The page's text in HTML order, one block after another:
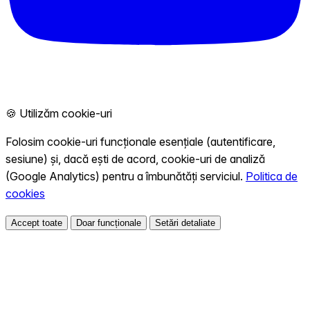
🍪 Utilizăm cookie-uri
Folosim cookie-uri funcționale esențiale (autentificare,
sesiune) și, dacă ești de acord, cookie-uri de analiză
(Google Analytics) pentru a îmbunătăți serviciul. Politica de
cookies
Accept toate Doar funcționale Setări detaliate